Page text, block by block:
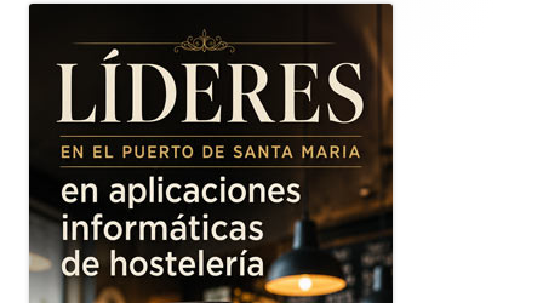
principal